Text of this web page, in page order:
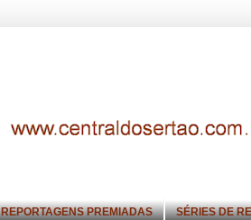
REPORTAGENS PREMIADAS SÉRIES DE